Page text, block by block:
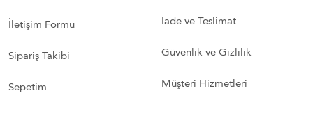
İletişim Formu
Sipariş Takibi
Sepetim
İade ve Teslimat
Güvenlik ve Gizlilik
Müşteri Hizmetleri